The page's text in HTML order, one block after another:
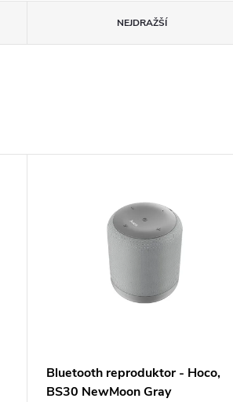
NEJDRAŽŠÍ
Bluetooth reproduktor - Hoco,
BS30 NewMoon Gray